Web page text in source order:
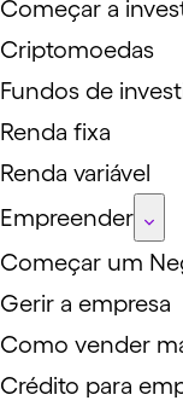
Começar a
Criptomoedas
Fundos de
Renda fixa
Renda variável
Empreender
Começar um
Gerir a empresa
Como vender
Crédito para